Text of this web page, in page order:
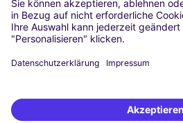
Turin
Wien
Berlin
Düsseldorf